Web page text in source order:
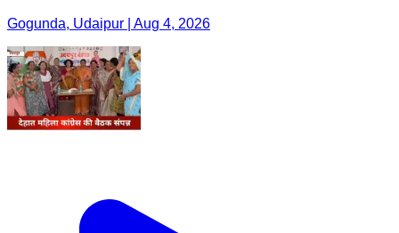
Gogunda, Udaipur | Aug 4, 2026